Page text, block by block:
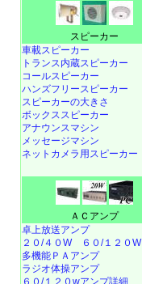
スピーカー
車載スピーカー
トランス内蔵スピーカー
コールスピーカー
ハンズフリースピーカー
スピーカーの大きさ
ボックススピーカー
アナウンスマシン
メッセージマシン
ネットカメラ用スピーカー
ＡＣアンプ
卓上放送アンプ
２０/４０W
６０/１２０W
多機能ＰＡアンプ
ラジオ体操アンプ
６０/１２０wアンプ詳細